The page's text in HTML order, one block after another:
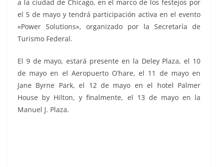
a la ciudad de Chicago, en el marco de los festejos por
el 5 de mayo y tendrá participación activa en el evento
«Power Solutions», organizado por la Secretaría de
Turismo Federal.
El 9 de mayo, estará presente en la Deley Plaza, el 10
de mayo en el Aeropuerto O’hare, el 11 de mayo en
Jane Byrne Park, el 12 de mayo en el hotel Palmer
House by Hilton, y finalmente, el 13 de mayo en la
Manuel J. Plaza.